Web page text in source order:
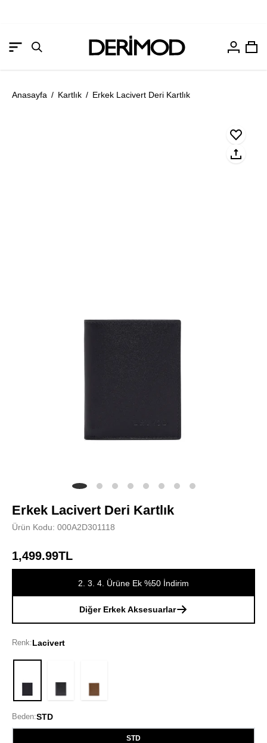
GezinmeArama
Hesabım
Anasayfa / Kartlık / Erkek Lacivert Deri Kartlık
Erkek Lacivert Deri Kartlık
Ürün Kodu: 000A2D301118
1,499.99TL
2. 3. 4. Ürüne Ek %50 İndirim
Diğer Erkek Aksesuarlar
Renk:Lacivert
Lacivert
Beden:STD
STD